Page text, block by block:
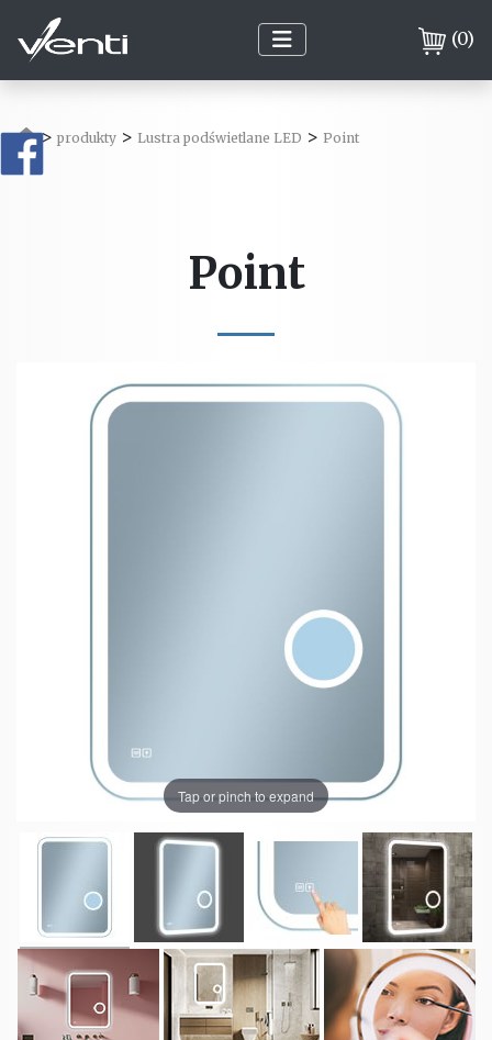
(0)
> produkty > Lustra podświetlane LED > Point
Point
Tap or pinch to expand